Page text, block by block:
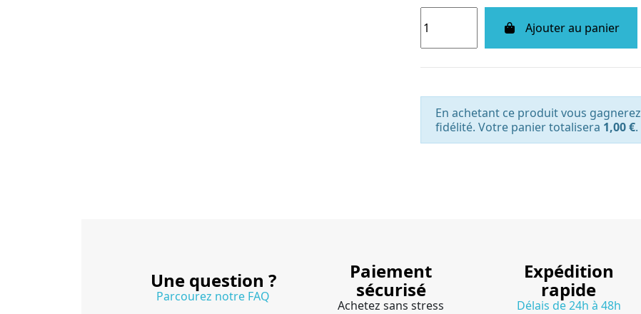
Ajouter au panier
En achetant ce produit vous gagnerez
fidélité. Votre panier totalisera 1,00 €.
Une question ?
Parcourez notre FAQ
Paiement
sécurisé
Achetez sans stress
Expédition
rapide
Délais de 24h à 48h